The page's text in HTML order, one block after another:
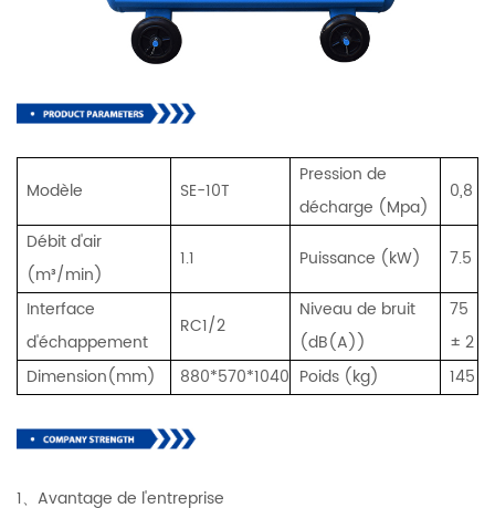
Modèle SE-10T
Pression de
décharge (Mpa)
0,8
Débit d'air
(m³/min)
1.1 Puissance (kW)
7.5
Interface
d'échappement
RC1/2
Niveau de bruit
(dB(A))
75
± 2
Dimension(mm)
880*570*1040 Poids (kg) 145
1、Avantage de l'entreprise